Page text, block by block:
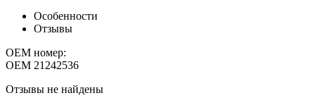
Особенности
Отзывы
OEM номер:
OEM 21242536
Отзывы не найдены